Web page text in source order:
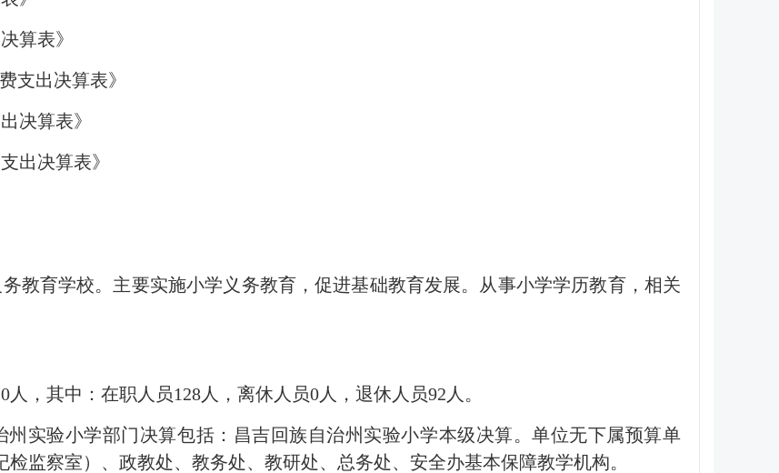
算表》
支出决算表》
决算表》
出决算表》
教育学校。主要实施小学义务教育，促进基础教育发展。从事小学学历教育，相关
，其中：在职人员128人，离休人员0人，退休人员92人。
实验小学部门决算包括：昌吉回族自治州实验小学本级决算。单位无下属预算单
监察室）、政教处、教务处、教研处、总务处、安全办基本保障教学机构。